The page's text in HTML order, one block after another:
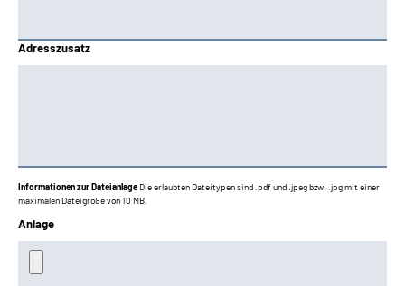
Adresszusatz
Informationen zur Dateianlage Die erlaubten Dateitypen sind .pdf und .jpeg bzw. .jpg mit einer
maximalen Dateigröße von 10 MB.
Anlage